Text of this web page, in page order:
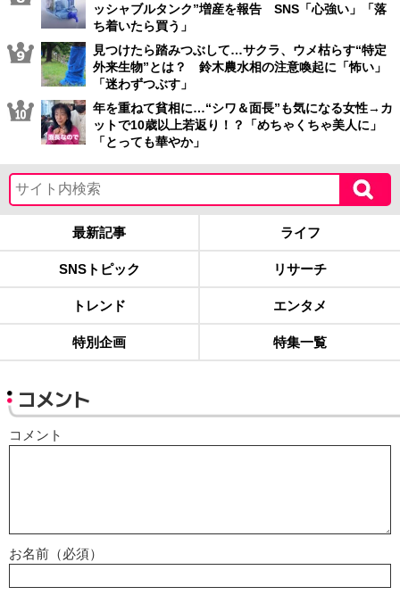
ッシャブルタンク”増産を報告 SNS「心強い」「落
ち着いたら買う」
見つけたら踏みつぶして…サクラ、ウメ枯らす“特定
外来生物”とは？ 鈴木農水相の注意喚起に「怖い」
「迷わずつぶす」
年を重ねて貧相に…“シワ＆面長”も気になる女性→カ
ットで10歳以上若返り！？「めちゃくちゃ美人に」
「とっても華やか」
最新記事 ライフ
SNSトピック リサーチ
トレンド エンタメ
特別企画 特集一覧
コメント
コメント
お名前（必須）